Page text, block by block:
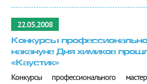
22.05.2008
Конкурсы
накануне Дня химиков
«Каустик»
Конкурсы профессионального